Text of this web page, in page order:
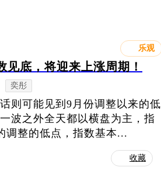
乐观
底，将迎来上涨周期！
奕彤
则可能见到9月份调整以来的低
波之外全天都以横盘为主，指
调整的低点，指数基本...
收藏